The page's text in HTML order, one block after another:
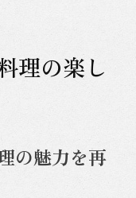
理の楽し
の魅力を再